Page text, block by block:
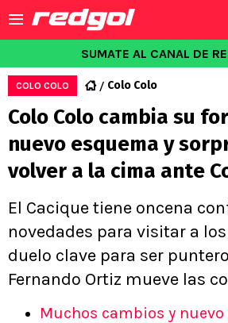
SUMATE AL CANAL DE
COLO COLO Colo Colo
Colo Colo cambia su
nuevo esquema y
volver a la cima ante
El Cacique tiene oncena
novedades para visitar a
duelo clave para ser
Fernando Ortiz mueve las
Muchos cambios y nuevo